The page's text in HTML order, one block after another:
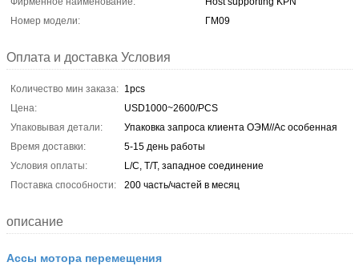
Номер модели:
ГМ09
Оплата и доставка Условия
Количество мин заказа: 1pcs
Цена:
USD1000~2600/PCS
Упаковывая детали:
Упаковка запроса клиента ОЭМ//Ас особенная
Время доставки:
5-15 день работы
Условия оплаты:
L/C, T/T, западное соединение
Поставка способности:
200 часть/частей в месяц
описание
Ассы мотора перемещения